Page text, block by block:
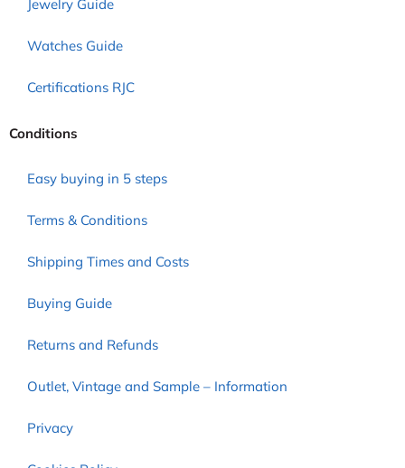
Jewelry Guide
Watches Guide
Certifications RJC
Conditions
Easy buying in 5 steps
Terms & Conditions
Shipping Times and Costs
Buying Guide
Returns and Refunds
Outlet, Vintage and Sample – Information
Privacy